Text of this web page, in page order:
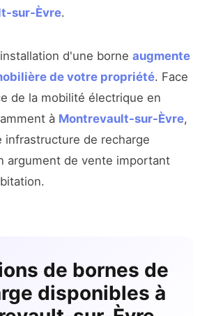
sur-Èvre.
d'une borne augmente
de votre propriété. Face
de la mobilité électrique en
à Montrevault-sur-Èvre,
infrastructure de recharge
argument de vente important
de bornes de
disponibles à